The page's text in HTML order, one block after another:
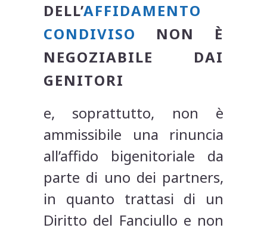
DELL’AFFIDAMENTO
CONDIVISO NON È
NEGOZIABILE DAI
GENITORI
e, soprattutto, non è
ammissibile una rinuncia
all’affido bigenitoriale da
parte di uno dei partners,
in quanto trattasi di un
Diritto del Fanciullo e non